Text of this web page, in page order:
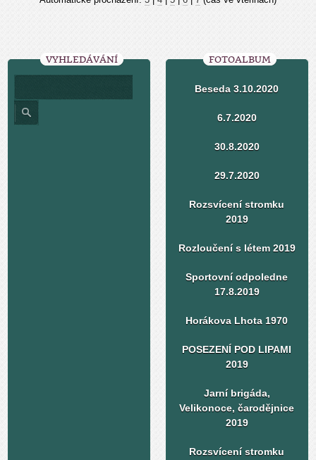
VYHLEDÁVÁNÍ FOTOALBUM
Beseda 3.10.2020
6.7.2020
30.8.2020
29.7.2020
Rozsvícení stromku
2019
Rozloučení s létem 2019
Sportovní odpoledne
17.8.2019
Horákova Lhota 1970
POSEZENÍ POD LIPAMI
2019
Jarní brigáda,
Velikonoce, čarodějnice
2019
Rozsvícení stromku